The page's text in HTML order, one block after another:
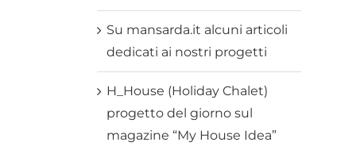
Su mansarda.it alcuni articoli
dedicati ai nostri progetti
H_House (Holiday Chalet)
progetto del giorno sul
magazine “My House Idea”